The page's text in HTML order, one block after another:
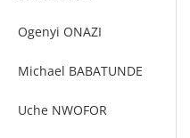
Ogenyi ONAZI
Michael BABATUNDE
Uche NWOFOR